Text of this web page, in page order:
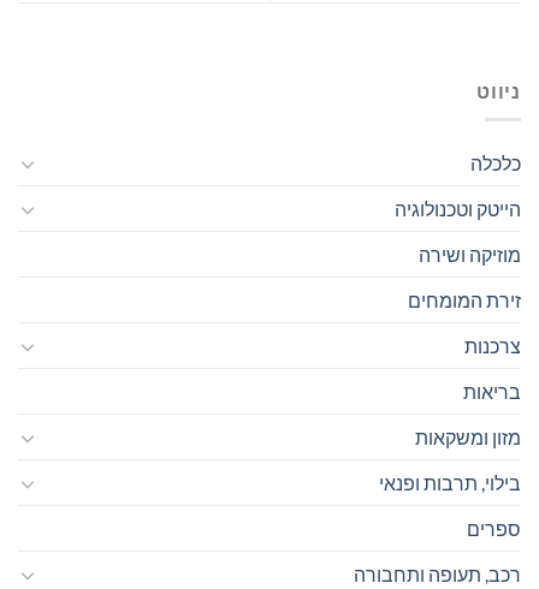
ניווט
כלכלה
הייטק וטכנולוגיה
מוזיקה ושירה
זירת המומחים
צרכנות
בריאות
מזון ומשקאות
בילוי, תרבות ופנאי
ספרים
רכב, תעופה ותחבורה